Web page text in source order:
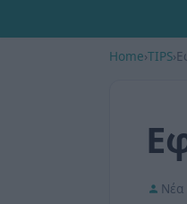
Home›TIPS›
Νέα